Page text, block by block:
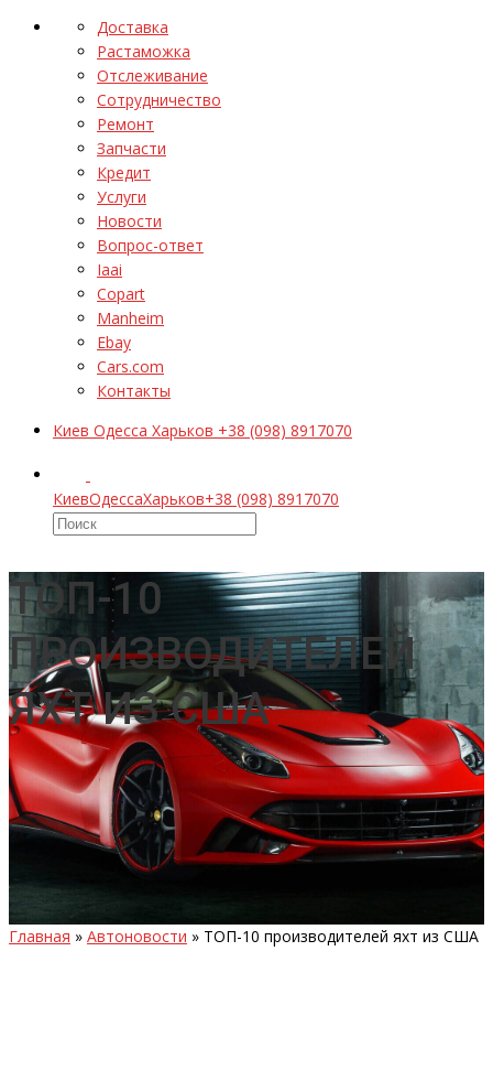
Доставка
Растаможка
Отслеживание
Сотрудничество
Ремонт
Запчасти
Кредит
Услуги
Новости
Вопрос-ответ
Iaai
Copart
Manheim
Ebay
Cars.com
Контакты
Киев Одесса Харьков +38 (098) 8917070
КиевОдессаХарьков+38 (098) 8917070
ТОП-10
ПРОИЗВОДИТЕЛЕЙ
ЯХТ ИЗ США
Главная » Автоновости » ТОП-10 производителей яхт из США